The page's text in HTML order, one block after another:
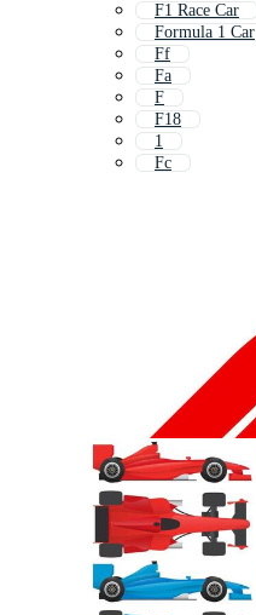
F1 Race Car
Formula 1 Car
Ff
Fa
F
F18
1
Fc